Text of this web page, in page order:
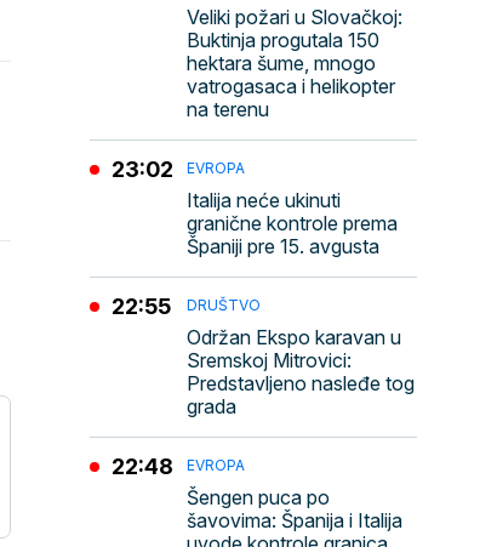
Veliki požari u Slovačkoj:
Buktinja progutala 150
hektara šume, mnogo
vatrogasaca i helikopter
na terenu
EVROPA
Italija neće ukinuti
granične kontrole prema
Španiji pre 15. avgusta
23:02
DRUŠTVO
Održan Ekspo karavan u
Sremskoj Mitrovici:
Predstavljeno nasleđe tog
grada
22:55
EVROPA
Šengen puca po
šavovima: Španija i Italija
22:48